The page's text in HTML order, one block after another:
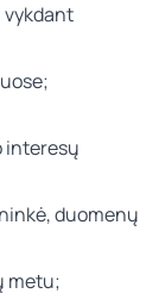
vykdant
interesų
duomenų
metu;